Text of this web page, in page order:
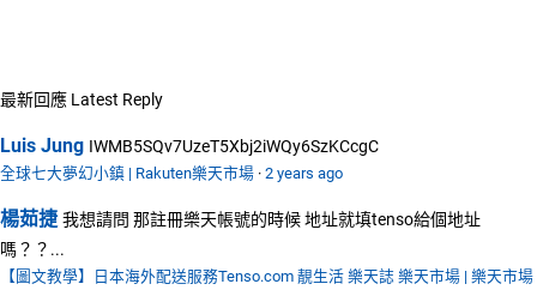
最新回應 Latest Reply
Luis Jung IWMB5SQv7UzeT5Xbj2iWQy6SzKCcgC
全球七大夢幻小鎮 | Rakuten樂天市場 · 2 years ago
楊茹捷 我想請問 那註冊樂天帳號的時候 地址就填tenso給個地址
嗎？？...
【圖文教學】日本海外配送服務Tenso.com 靚生活 樂天誌 樂天市場 | 樂天市場